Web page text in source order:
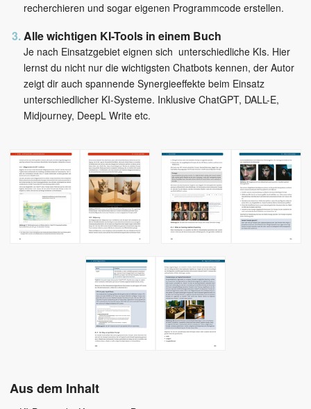
recherchieren und sogar eigenen Programmcode erstellen.
Alle wichtigen KI-Tools in einem Buch
Je nach Einsatzgebiet eignen sich unterschiedliche KIs. Hier
lernst du nicht nur die wichtigsten Chatbots kennen, der Autor
zeigt dir auch spannende Synergieeffekte beim Einsatz
unterschiedlicher KI-Systeme. Inklusive ChatGPT, DALL-E,
Midjourney, DeepL Write etc.
Aus dem Inhalt